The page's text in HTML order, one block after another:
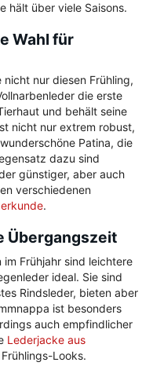
hält über viele Saisons.
Wahl für
nur diesen Frühling,
die erste
und behält seine
nicht nur extrem robust,
Patina, die
dazu sind
günstiger, aber auch
verschiedenen
.
Übergangszeit
Frühjahr sind leichtere
ideal. Sie sind
Rindsleder, bieten aber
ist besonders
auch empfindlicher
Lederjacke aus
Looks.